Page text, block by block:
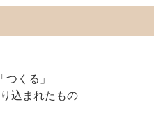
「つくる」
込まれたもの